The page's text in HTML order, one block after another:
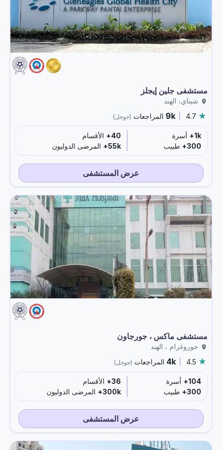
مستشفى جلين إيجلز
شيناي، الهند
9k المراجعات (جوجل)
1k+ أسرة 40+
الأقسام
300+
طبيب 55k+ المرضى الدوليون
عرض المستشفى
مستشفى ماكس ، جورجاون
جوروغرام ، الهند
4kالمراجعات (جوجل)
104+ أسرة 36+
الأقسام
300+
طبيب 300k+ المرضى الدوليون
عرض المستشفى